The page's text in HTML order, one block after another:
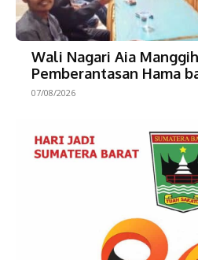
Wali Nagari Aia
Pemberantasan Hama
07/08/2026